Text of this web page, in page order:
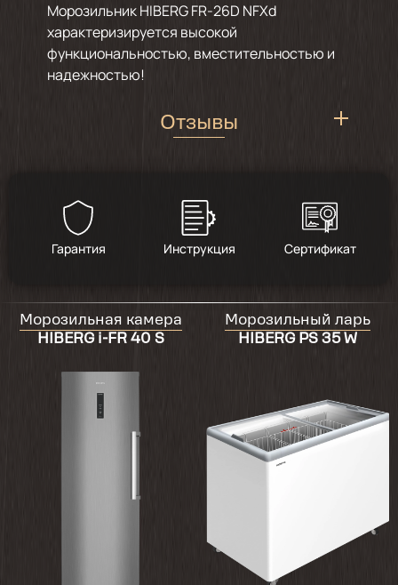
Морозильник HIBERG FR-26D NFXd
характеризируется высокой
функциональностью, вместительностью и
надежностью!
Отзывы
Морозильная камера стильная,
Отдельное спасибо компании за
2022-08-31
Гарантия Инструкция Сертификат
Морозильная камера
HIBERG i-FR 40 S
Морозильный ларь
HIBERG PS 35 W